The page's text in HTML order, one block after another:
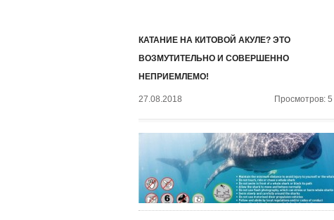
КАТАНИЕ НА КИТОВОЙ АКУЛЕ? ЭТО
ВОЗМУТИТЕЛЬНО И СОВЕРШЕННО
НЕПРИЕМЛЕМО!
27.08.2018 Просмотров: 5